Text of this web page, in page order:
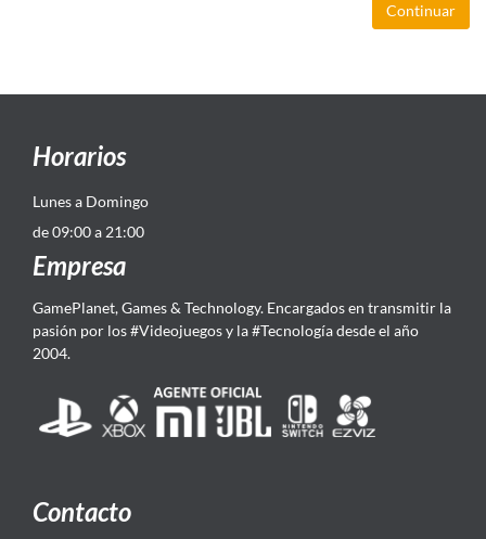
Continuar
Horarios
Lunes a Domingo
de 09:00 a 21:00
Empresa
GamePlanet, Games & Technology. Encargados en transmitir la
pasión por los #Videojuegos y la #Tecnología desde el año
2004.
Contacto